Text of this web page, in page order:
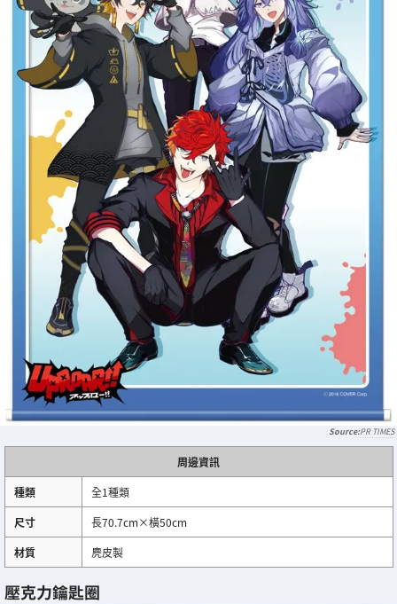
PR TIMES
周邊資訊
種類
全1種類
尺寸
長70.7cm×橫50cm
材質
麂皮製
壓克力鑰匙圈